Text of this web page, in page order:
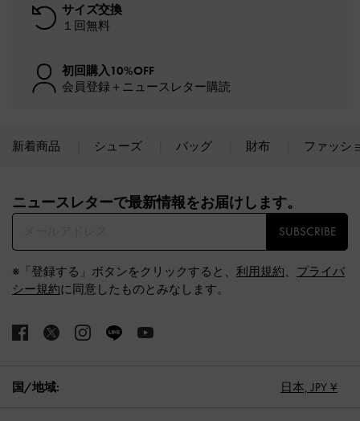
サイズ交換
１回無料
初回購入10%OFF
会員登録＋ニュースレター購読
新着商品 シューズ バッグ 財布 ファッシ
ニュースレターで最新情報をお届けします。​
SUBSCRIBE
※「登録する」ボタンをクリックすると、 利用規約、 プライバ
シー規約に同意したものとみなします。
国/地域: 日本, JPY ¥